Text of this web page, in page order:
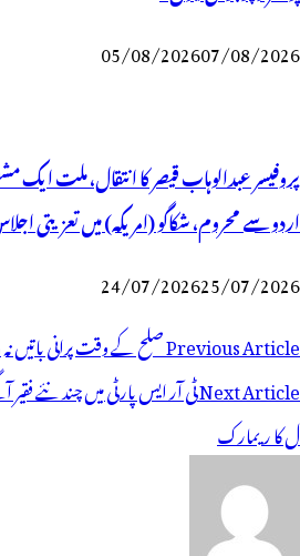
05/08/202607/08/2026
پروفیسر عبدالوہاب قیصر کا انتقال، ملت ایک
اردو سے محروم، شکاگو (امریکہ) میں تعزیتی
24/07/202625/07/2026
پوسٹوں
کی
نیویگیشن
Previous Articleصلح کے وقت پرانی باتیں نہ
Next Articleٹی آر ایس پارٹی میں چند نئے
ل کا ریمارک